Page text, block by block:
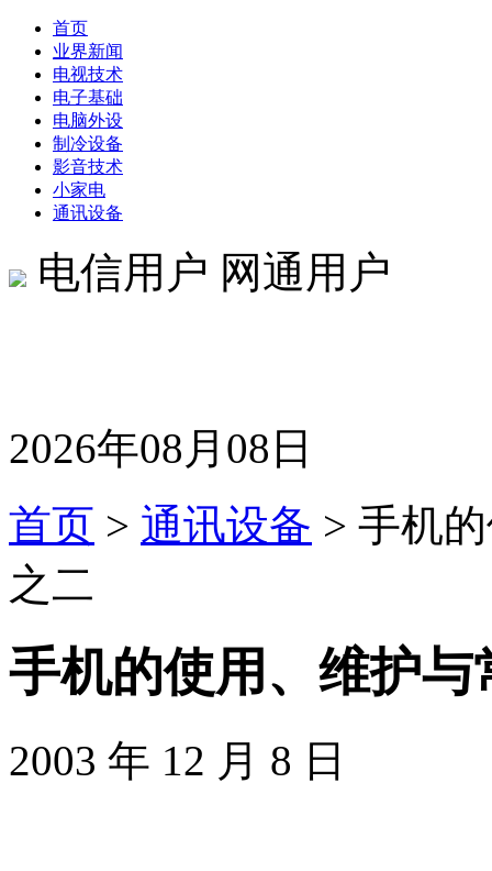
首页
业界新闻
电视技术
电子基础
电脑外设
制冷设备
影音技术
小家电
通讯设备
电信用户 网通用户
2026年08月08日
首页 > 通讯设备 > 手机
之二
手机的使用、维护
2003 年 12 月 8 日